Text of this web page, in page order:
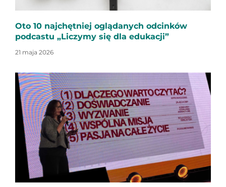
Oto 10 najchętniej oglądanych odcinków
podcastu „Liczymy się dla edukacji”
21 maja 2026